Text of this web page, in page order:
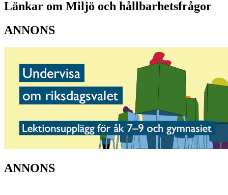
Länkar om Miljö och hållbarhetsfrågor
ANNONS
ANNONS